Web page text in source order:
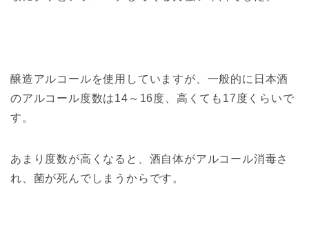
醸造アルコールを使用していますが、一般的に日本酒
のアルコール度数は14～16度、高くても17度くらいで
す。
あまり度数が高くなると、酒自体がアルコール消毒さ
れ、菌が死んでしまうからです。